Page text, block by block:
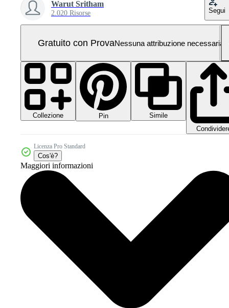
Warut Sritham
2.020 Risorse Segui
Gratuito con ProvaNessuna attribuzione necessaria
Collezione Pin
Simile
Licenza Pro Standard
Cos'è?
Maggiori informazioni